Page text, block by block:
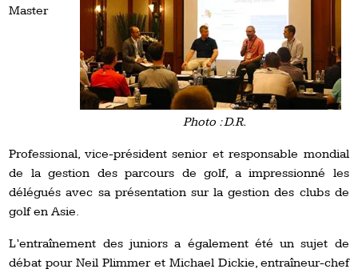
Photo : D.R.
Master
Professional, vice-président senior et responsable mondial
de la gestion des parcours de golf, a impressionné les
délégués avec sa présentation sur la gestion des clubs de
golf en Asie.
L’entraînement des juniors a également été un sujet de
débat pour Neil Plimmer et Michael Dickie, entraîneur-chef